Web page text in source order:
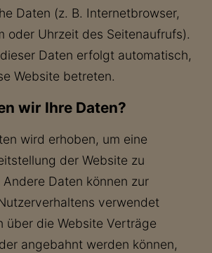
Daten (z. B. Internetbrowser,
oder Uhrzeit des Seitenaufrufs).
Daten erfolgt automatisch,
Website betreten.
wir Ihre Daten?
wird erhoben, um eine
der Website zu
Daten können zur
verwendet
über die Website Verträge
angebahnt werden können,